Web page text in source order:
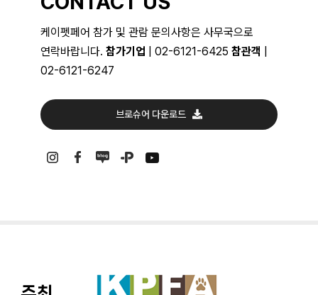
케이펫페어 참가 및 관람 문의사항은 사무국으로
연락바랍니다.참가기업 | 02-6121-6425참관객
02-6121-6247
브로슈어 다운로드